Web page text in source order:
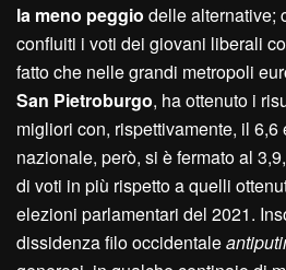
la meno peggio delle alternative;
confluiti i voti dei giovani liberali
fatto che nelle grandi metropoli
San Pietroburgo, ha ottenuto i
migliori con, rispettivamente, il
nazionale, però, si è fermato al
di voti in più rispetto a quelli
elezioni parlamentari del 2021.
dissidenza filo occidentale